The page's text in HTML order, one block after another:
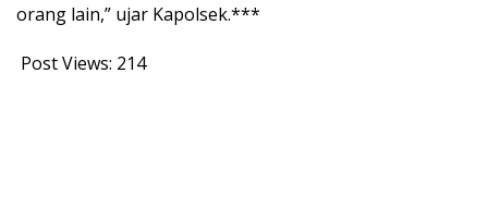
orang lain,” ujar Kapolsek.***
Post Views: 214